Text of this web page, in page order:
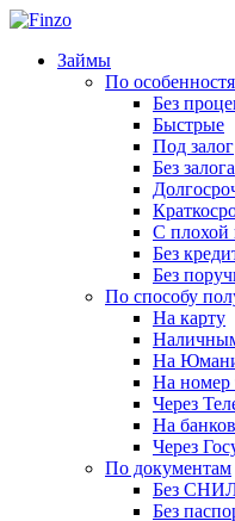
Займы
По
Без
Быстрые
Под залог
Без залога
С плохой
Без
Без
По способу
На карту
На
На номер
Через
На
Через
По документам
Без
Без